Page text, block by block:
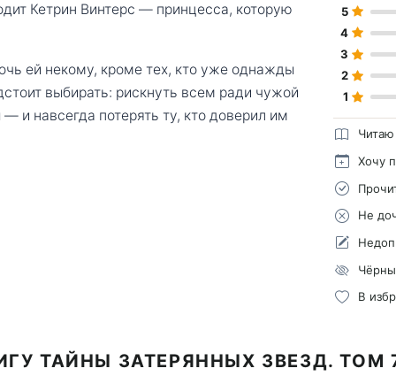
Кетрин Винтерс — принцесса, которую
ей некому, кроме тех, кто уже однажды
выбирать: рискнуть всем ради чужой
и навсегда потерять ту, кто доверил им
5
4
3
2
1
Читаю
Хочу
Не
В
ТАЙНЫ ЗАТЕРЯННЫХ ЗВЕЗД. ТОМ